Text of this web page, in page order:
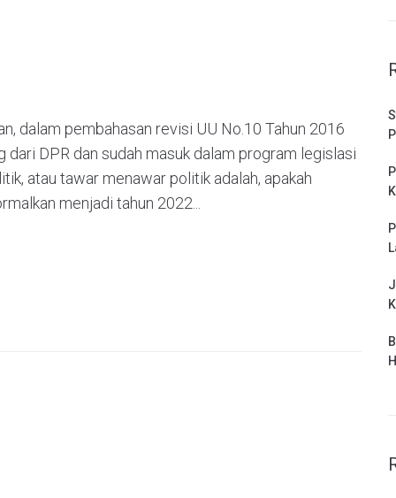
dalam pembahasan revisi UU No.10 Tahun 2016
DPR dan sudah masuk dalam program legislasi
atau tawar menawar politik adalah, apakah
menjadi tahun 2022...